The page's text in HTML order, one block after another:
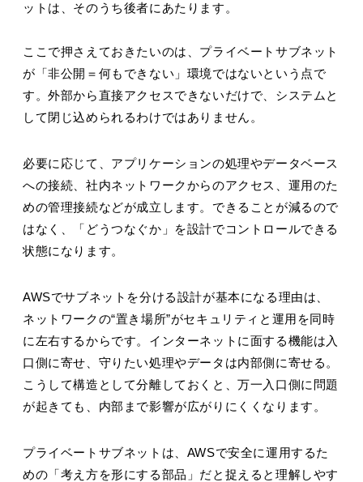
ットは、そのうち後者にあたります。
ここで押さえておきたいのは、プライベートサブネット
が「非公開＝何もできない」環境ではないという点で
す。外部から直接アクセスできないだけで、システムと
して閉じ込められるわけではありません。
必要に応じて、アプリケーションの処理やデータベース
への接続、社内ネットワークからのアクセス、運用のた
めの管理接続などが成立します。できることが減るので
はなく、「どうつなぐか」を設計でコントロールできる
状態になります。
AWSでサブネットを分ける設計が基本になる理由は、
ネットワークの“置き場所”がセキュリティと運用を同時
に左右するからです。インターネットに面する機能は入
口側に寄せ、守りたい処理やデータは内部側に寄せる。
こうして構造として分離しておくと、万一入口側に問題
が起きても、内部まで影響が広がりにくくなります。
プライベートサブネットは、AWSで安全に運用するた
めの「考え方を形にする部品」だと捉えると理解しやす